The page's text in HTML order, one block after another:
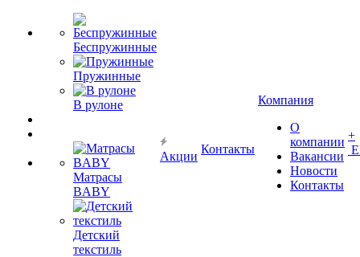
Беспружинные
Пружинные
В рулоне
Матрасы
BABY
Детский
текстиль
Акции
Контакты
Компания
О
компании
Вакансии
Новости
Контакты
+